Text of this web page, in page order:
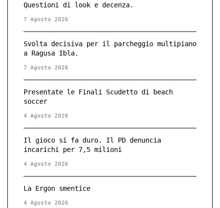
Questioni di look e decenza.
7 Agosto 2026
Svolta decisiva per il parcheggio multipiano
a Ragusa Ibla.
7 Agosto 2026
Presentate le Finali Scudetto di beach
soccer
4 Agosto 2026
Il gioco si fa duro. Il PD denuncia
incarichi per 7,5 milioni
4 Agosto 2026
La Ergon smentice
4 Agosto 2026